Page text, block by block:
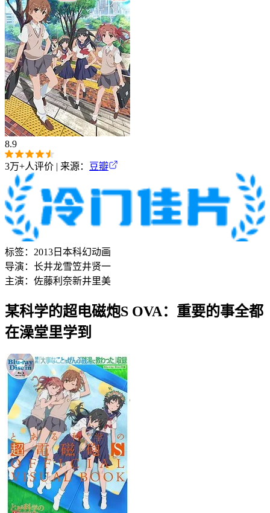
8.9
3万+人评价 | 来源： 豆瓣
标签： 2013 日本科幻动画
导演： 长井龙雪笠井贤一
主演： 佐藤利奈新井里美
某科学的超电磁炮S OVA：重要的事全都
在澡堂里学到